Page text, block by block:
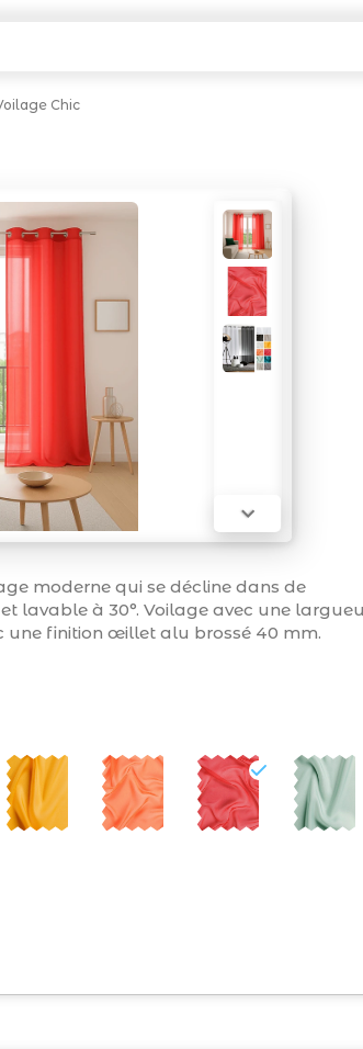
Chic

moderne qui se décline dans de
lavable à 30°. Voilage avec une
une finition œillet alu brossé 40 mm.